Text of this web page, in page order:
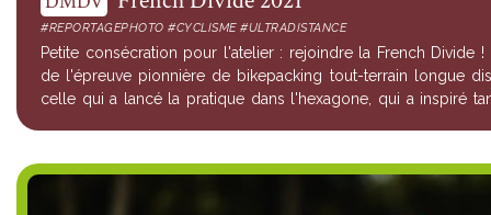
#REPORTAGEPHOTO #CYCLISME #ULTRADISTANCE
Petite consécration pour l'atelier : rejoindre la French Divide
de l'épreuve pionnière de bikepacking tout-terrain longue